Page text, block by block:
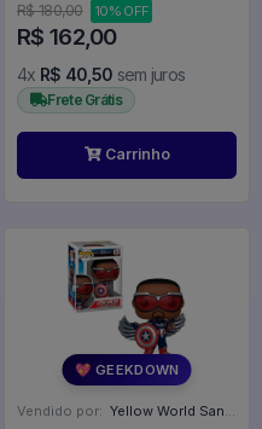
R$ 180,00
10% OFF
R$ 162,00
4x R$ 40,50 sem juros
Frete Grátis
Carrinho
💖 GEEKDOWN
Vendido por: Yellow World Santos - SP